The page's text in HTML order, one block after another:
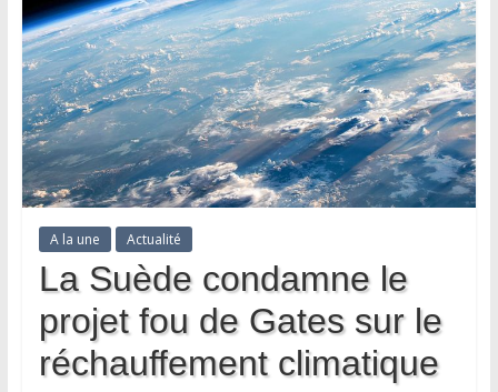
A la une Actualité
La Suède condamne le
projet fou de Gates sur le
réchauffement climatique